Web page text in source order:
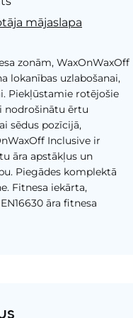
mājaslapa
zonām, WaxOnWaxOff
lokanības uzlabošanai,
Piekļūstamie rotējošie
nodrošinātu ērtu
sēdus pozīcijā,
Inclusive ir
āra apstākļus un
Piegādes komplektā
Fitnesa iekārta,
āra fitnesa